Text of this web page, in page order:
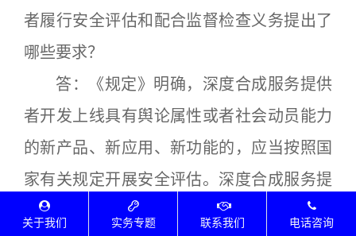
者履行安全评估和配合监督检查义务提出了
哪些要求？
答：《规定》明确，深度合成服务提供
者开发上线具有舆论属性或者社会动员能力
的新产品、新应用、新功能的，应当按照国
家有关规定开展安全评估。深度合成服务提
供者和技术支持者应当依法配合网信部门和
关于我们 实务专题 联系我们 电话咨询